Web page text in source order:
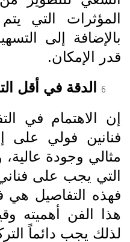
المؤثرات التي
بالإضافة إلى
قدر الإمكان.
الدقة في أقل
إن الاهتمام في
فنانين فولي على
مثالي وجودة
التي يجب على فناني
فهذه التفاصيل
هذا الفن أهميته
لذلك يجب دائماً